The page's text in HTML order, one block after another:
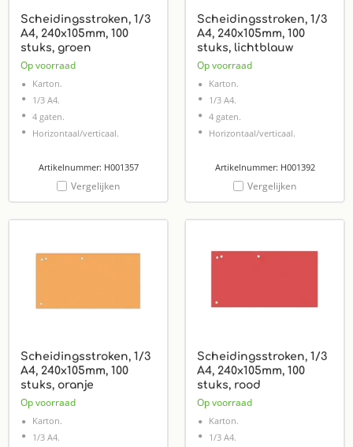
Scheidingsstroken, 1/3
A4, 240x105mm, 100
stuks, groen
Op voorraad
Karton.
1/3 A4.
4 gaten.
Horizontaal/verticaal.
Artikelnummer: H001357
Vergelijken
Scheidingsstroken, 1/3
A4, 240x105mm, 100
stuks, lichtblauw
Op voorraad
Karton.
1/3 A4.
4 gaten.
Horizontaal/verticaal.
Artikelnummer: H001392
Vergelijken
Scheidingsstroken, 1/3
A4, 240x105mm, 100
stuks, oranje
Op voorraad
Karton.
1/3 A4.
Scheidingsstroken, 1/3
A4, 240x105mm, 100
stuks, rood
Op voorraad
Karton.
1/3 A4.